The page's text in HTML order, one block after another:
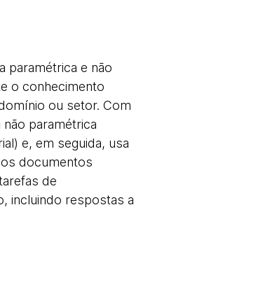
paramétrica e não
o conhecimento
ou setor. Com
paramétrica
e, em seguida, usa
documentos
de
incluindo respostas a